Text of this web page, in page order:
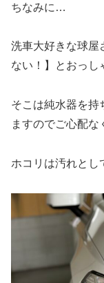
ちなみに…
洗車大好きな球屋
ない！】とおっし
そこは純水器を持
ますのでご心配な
ホコリは汚れとし